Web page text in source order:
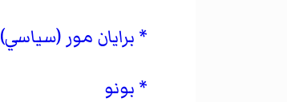
برايان مور (سياسي)
بونو